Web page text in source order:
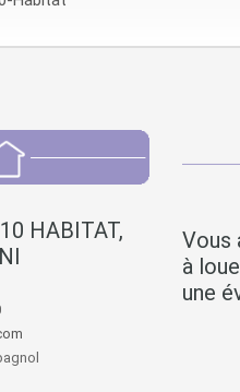
HABITAT,
Vous
à
une